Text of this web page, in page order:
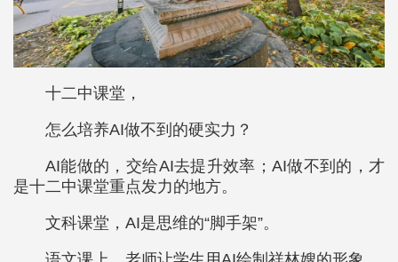
十二中课堂，
怎么培养AI做不到的硬实力？
AI能做的，交给AI去提升效率；AI做不到的，才
是十二中课堂重点发力的地方。
文科课堂，AI是思维的“脚手架”。